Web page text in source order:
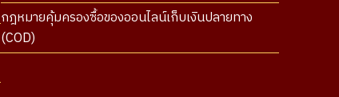
กฎหมายคุ้มครองซื้อของออนไลน์เก็บเงินปลายทาง
(COD)